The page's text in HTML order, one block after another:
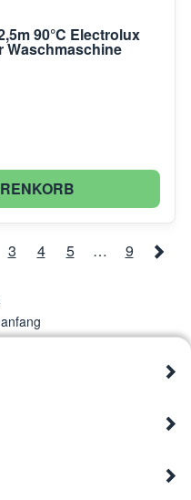
90°C Electrolux
Waschmaschine
3 4 5 … 9